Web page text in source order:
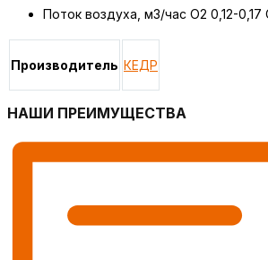
Поток воздуха, м3/час O2 0,12-0,17
Производитель КЕДР
НАШИ ПРЕИМУЩЕСТВА